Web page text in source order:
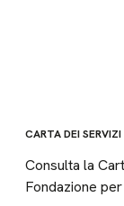
CARTA DEI SERVIZI
Consulta la
Fondazione